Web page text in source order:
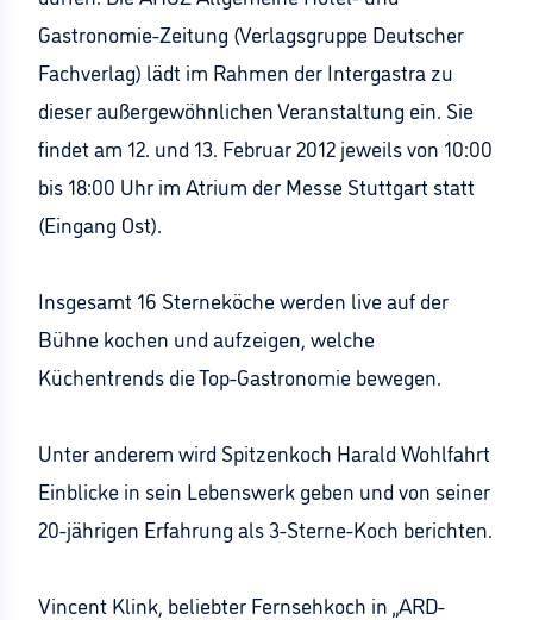
Gastronomie-Zeitung (Verlagsgruppe Deutscher
Fachverlag) lädt im Rahmen der Intergastra zu
dieser außergewöhnlichen Veranstaltung ein. Sie
findet am 12. und 13. Februar 2012 jeweils von 10:00
bis 18:00 Uhr im Atrium der Messe Stuttgart statt
(Eingang Ost).
Insgesamt 16 Sterneköche werden live auf der
Bühne kochen und aufzeigen, welche
Küchentrends die Top-Gastronomie bewegen.
Unter anderem wird Spitzenkoch Harald Wohlfahrt
Einblicke in sein Lebenswerk geben und von seiner
20-jährigen Erfahrung als 3-Sterne-Koch berichten.
Vincent Klink, beliebter Fernsehkoch in „ARD-